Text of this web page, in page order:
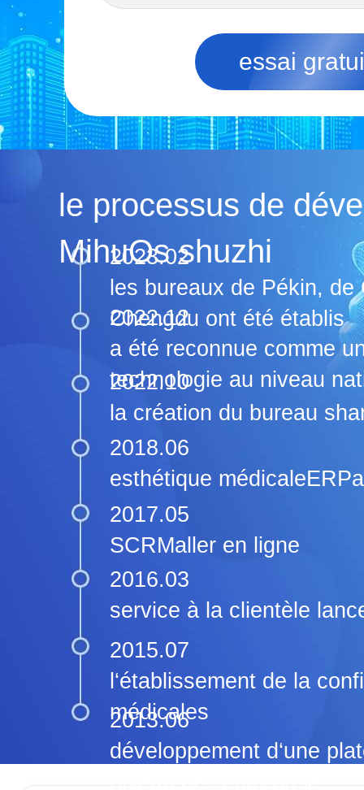
essai
le processus de
MihuOs shuzhi
2023.02
les bureaux de Pékin,
Chengdu ont été établis
2022.12
a été reconnue comme
technologie au niveau
2022.10
la création du bureau
2018.06
esthétique
2017.05
SCRMaller en ligne
2016.03
service à la clientèle
2015.07
l‘établissement de la
médicales
2013.06
développement d‘une
niveau de l‘entreprise